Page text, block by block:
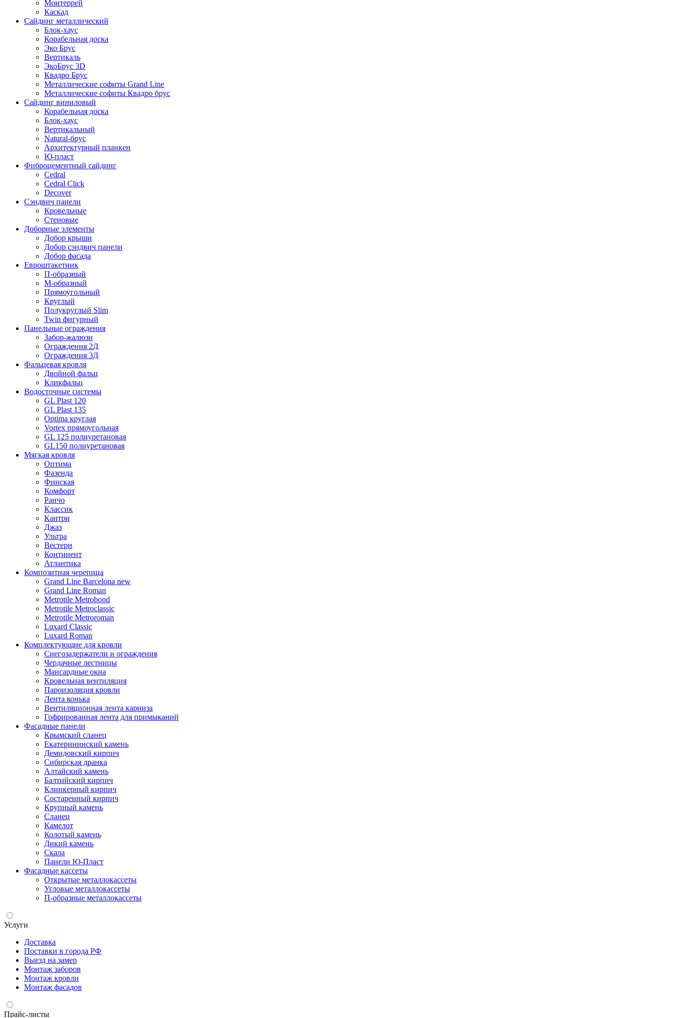
Монтеррей
Каскад
Сайдинг металлический
Блок-хаус
Корабельная доска
Эко Брус
Вертикаль
ЭкоБрус 3D
Квадро Брус
Металлические софиты Grand Line
Металлические софиты Квадро брус
Сайдинг виниловый
Корабельная доска
Блок-хаус
Вертикальный
Natural-брус
Архитектурный планкен
Ю-пласт
Фиброцементный сайдинг
Cedral
Cedral Click
Decover
Сэндвич панели
Кровельные
Стеновые
Доборные элементы
Добор крыши
Добор сэндвич панели
Добор фасада
Евроштакетник
П-образный
М-образный
Прямоугольный
Круглый
Полукруглый Slim
Twin фигурный
Панельные ограждения
Забор-жалюзи
Ограждения 2Д
Ограждения 3Д
Фальцевая кровля
Двойной фальц
Кликфальц
Водосточные системы
GL Plast 120
GL Plast 135
Optima круглая
Vortex прямоугольная
GL 125 полиуретановая
GL150 полиуретановая
Мягкая кровля
Оптима
Фазенда
Финская
Комфорт
Ранчо
Классик
Кантри
Джаз
Ультра
Вестерн
Континент
Атлантика
Композитная черепица
Grand Line Barcelona new
Grand Line Roman
Metrotile Metrobond
Metrotile Metroclassic
Metrotile Metroroman
Luxard Classic
Luxard Roman
Комплектующие для кровли
Снегозадержатели и ограждения
Чердачные лестницы
Мансардные окна
Кровельная вентиляция
Пароизоляция кровли
Лента конька
Вентиляционная лента карниза
Гофрированная лента для примыканий
Фасадные панели
Крымский сланец
Екатерининский камень
Демидовский кирпич
Сибирская дранка
Алтайский камень
Балтийский кирпич
Клинкерный кирпич
Состаренный кирпич
Крупный камень
Сланец
Камелот
Колотый камень
Дикий камень
Скала
Панели Ю-Пласт
Фасадные кассеты
Открытые металлокассеты
Угловые металлокассеты
П-образные металлокассеты
Услуги
Доставка
Поставки в города РФ
Выезд на замер
Монтаж заборов
Монтаж кровли
Монтаж фасадов
Прайс-листы